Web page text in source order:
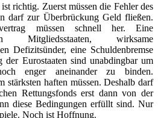
richtig. Zuerst müssen die Fehler des
darf zur Überbrückung Geld fließen.
müssen schnell her. Eine
Mitgliedsstaaten, wirksame
Defizitsünder, eine Schuldenbremse
der Eurostaaten sind unabdingbar um
enger aneinander zu binden.
stärksten haften müssen. Deshalb darf
Rettungsfonds erst dann von der
diese Bedingungen erfüllt sind. Nur
Noch ist Hoffnung.